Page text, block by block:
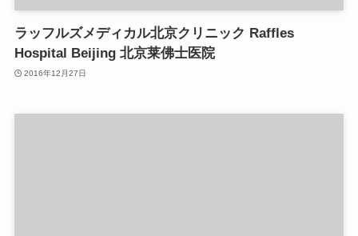
ラッフルズメディカル北京クリニック Raffles
Hospital Beijing 北京莱佛士医院
2016年12月27日